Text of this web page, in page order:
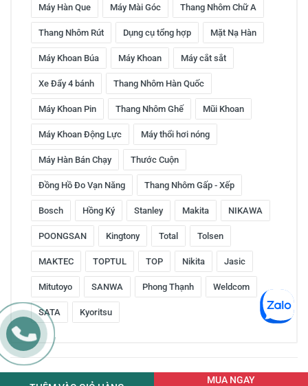
Máy Hàn Que Máy Mài Góc Thang Nhôm Chữ A
Thang Nhôm Rút Dụng cụ tổng hợp Mặt Nạ Hàn
Máy Khoan Búa Máy Khoan Máy cắt sắt
Xe Đẩy 4 bánh Thang Nhôm Hàn Quốc
Máy Khoan Pin Thang Nhôm Ghế Mũi Khoan
Máy Khoan Động Lực Máy thổi hơi nóng
Máy Hàn Bán Chạy Thước Cuộn
Đồng Hồ Đo Vạn Năng Thang Nhôm Gấp - Xếp
Bosch Hồng Ký Stanley Makita NIKAWA
POONGSAN Kingtony Total Tolsen
MAKTEC TOPTUL TOP Nikita Jasic
Mitutoyo SANWA Phong Thạnh Weldcom
SATA Kyoritsu
Copyright © 2016 by ketnoitieudung.vn. All rights reserved
MUA NGAY